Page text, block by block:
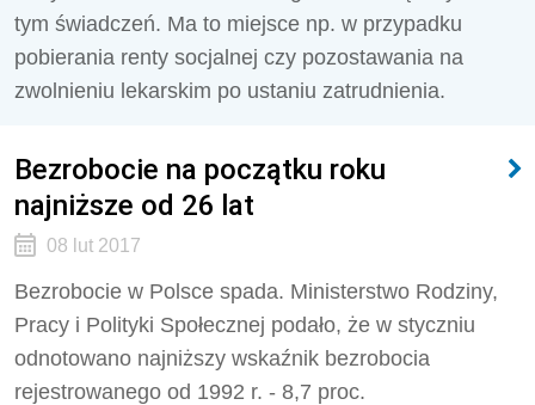
tym świadczeń. Ma to miejsce np. w przypadku
pobierania renty socjalnej czy pozostawania na
zwolnieniu lekarskim po ustaniu zatrudnienia.
Bezrobocie na początku roku
najniższe od 26 lat
08 lut 2017
Bezrobocie w Polsce spada. Ministerstwo Rodziny,
Pracy i Polityki Społecznej podało, że w styczniu
odnotowano najniższy wskaźnik bezrobocia
rejestrowanego od 1992 r. - 8,7 proc.